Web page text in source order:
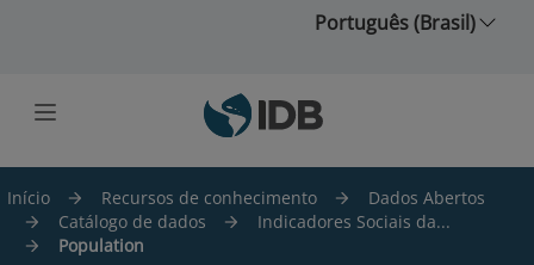
Português (Brasil)
Início Recursos de conhecimento
Dados Abertos
Catálogo de dados
Indicadores Sociais da...
Population